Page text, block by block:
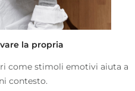
la propria
come stimoli emotivi aiuta a
contesto.